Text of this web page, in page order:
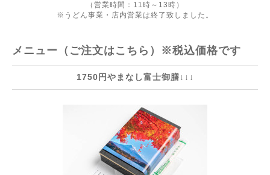
（営業時間：11時～13時）
※うどん事業・店内営業は終了致しました。
メニュー（ご注文はこちら）※税込価格です
1750円やまなし富士御膳↓↓↓